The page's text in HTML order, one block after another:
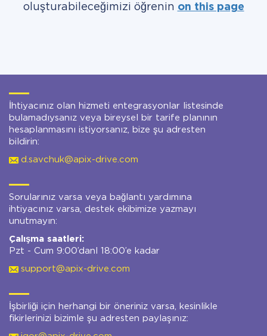
oluşturabileceğimizi öğrenin on this page
İhtiyacınız olan hizmeti entegrasyonlar listesinde
bulamadıysanız veya bireysel bir tarife planının
hesaplanmasını istiyorsanız, bize şu adresten
bildirin:
d.savchuk@apix-drive.com
Sorularınız varsa veya bağlantı yardımına
ihtiyacınız varsa, destek ekibimize yazmayı
unutmayın:
Çalışma saatleri:
Pzt - Cum 9:00’danl 18:00’e kadar
support@apix-drive.com
İşbirliği için herhangi bir öneriniz varsa, kesinlikle
fikirlerinizi bizimle şu adresten paylaşınız: